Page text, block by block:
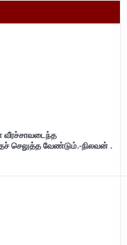
வீரச்சாவடைந்த
செலுத்த வேண்டும்.-நிலவன் .